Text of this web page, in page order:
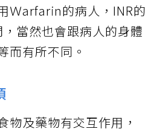
Ｗarfarin的病人，INR的
當然也會跟病人的身體
而有所不同。
及藥物有交互作用，